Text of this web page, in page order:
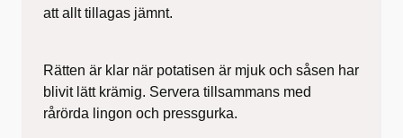
att allt tillagas jämnt.
Rätten är klar när potatisen är mjuk och såsen har
blivit lätt krämig. Servera tillsammans med
rårörda lingon och pressgurka.